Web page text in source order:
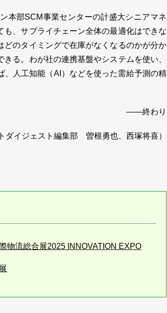
本部SCM事業センターの計盛大シニアマネ
、サプライチェーン全体の最適化はできな
のタイミングで在庫がなくなるのかが分か
る。わが社の連携基盤やシステムを使い、
人工知能（AI）などを使った需給予測の精
――終わり
ダイジェスト編集部 曽根勇也、西塚将喜）
物流総合展2025 INNOVATION EXPO